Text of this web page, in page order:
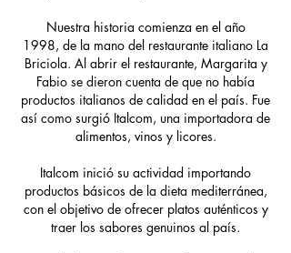
Nuestra historia comienza en el año
1998, de la mano del restaurante italiano La
Briciola. Al abrir el restaurante, Margarita y
Fabio se dieron cuenta de que no había
productos italianos de calidad en el país. Fue
así como surgió Italcom, una importadora de
alimentos, vinos y licores.
Italcom inició su actividad importando
productos básicos de la dieta mediterránea,
con el objetivo de ofrecer platos auténticos y
traer los sabores genuinos al país.